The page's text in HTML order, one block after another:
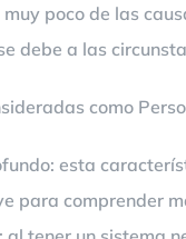
muy poco de las
debe a las
como
esta
para comprender